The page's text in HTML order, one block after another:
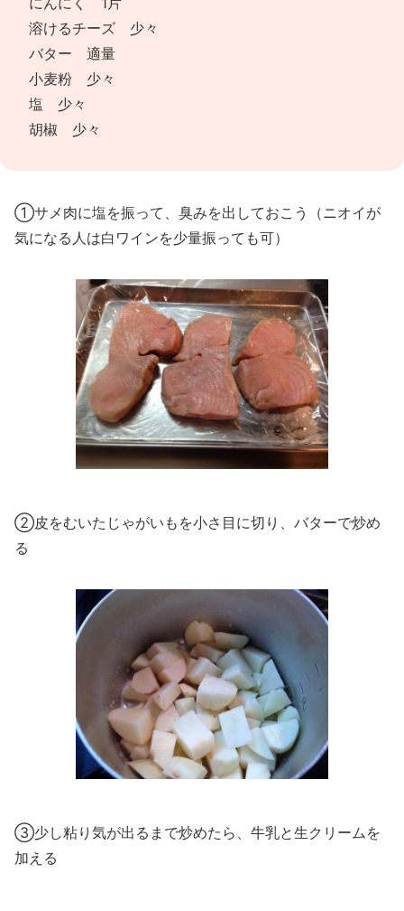
溶けるチーズ 少々
バター 適量
小麦粉 少々
塩 少々
胡椒 少々
①サメ肉に塩を振って、臭みを出しておこう（ニオイが
気になる人は白ワインを少量振っても可）
②皮をむいたじゃがいもを小さ目に切り、バターで炒め
る
③少し粘り気が出るまで炒めたら、牛乳と生クリームを
加える